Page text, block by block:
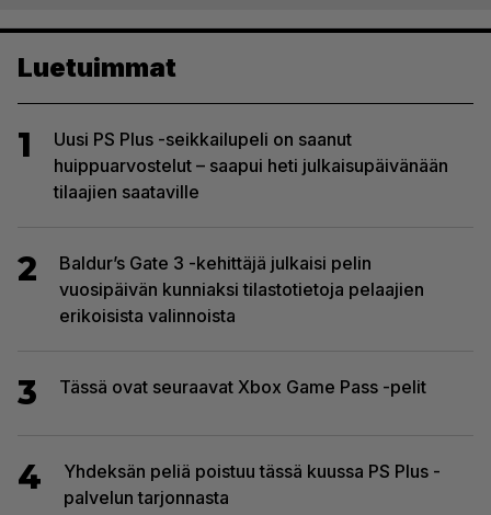
Luetuimmat
1
Uusi PS Plus -seikkailupeli on saanut
huippuarvostelut – saapui heti julkaisupäivänään
tilaajien saataville
2
Baldur’s Gate 3 -kehittäjä julkaisi pelin
vuosipäivän kunniaksi tilastotietoja pelaajien
erikoisista valinnoista
3 Tässä ovat seuraavat Xbox Game Pass -pelit
4
Yhdeksän peliä poistuu tässä kuussa PS Plus -
palvelun tarjonnasta